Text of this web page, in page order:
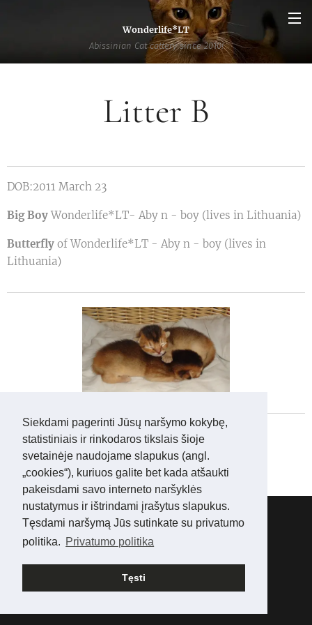
Siekdami pagerinti Jūsų naršymo kokybę,
statistiniais ir rinkodaros tikslais šioje
svetainėje naudojame slapukus (angl.
„cookies“), kuriuos galite bet kada atšaukti
pakeisdami savo interneto naršyklės
nustatymus ir ištrindami įrašytus slapukus.
Tęsdami naršymą Jūs sutinkate su privatumo
politika. Privatumo politika
Tęsti
Wonderlife*LT
Abissinian Cat cattery since 2010!
Litter B
DOB:2011 March 23
Big BoyWonderlife*LT- Aby n - boy (lives in Lithuania)
Butterfly of Wonderlife*LT - Aby n - boy (lives in
Lithuania)
Facebook
Languages